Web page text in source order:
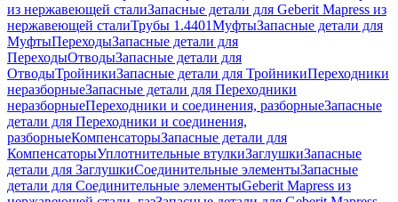
из нержавеющей сталиЗапасные детали для Geberit Mapress из
нержавеющей сталиТрубы 1.4401МуфтыЗапасные детали для
МуфтыПереходыЗапасные детали для
ПереходыОтводыЗапасные детали для
ОтводыТройникиЗапасные детали для ТройникиПереходники
неразборныеЗапасные детали для Переходники
неразборныеПереходники и соединения, разборныеЗапасные
детали для Переходники и соединения,
разборныеКомпенсаторыЗапасные детали для
КомпенсаторыУплотнительные втулкиЗаглушкиЗапасные
детали для ЗаглушкиСоединительные элементыЗапасные
детали для Соединительные элементыGeberit Mapress из